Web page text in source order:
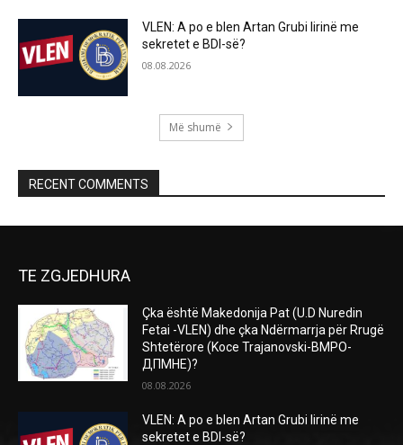
VLEN: A po e blen Artan Grubi lirinë me
sekretet e BDI-së?
08.08.2026
Më shumë
RECENT COMMENTS
TE ZGJEDHURA
Çka është Makedonija Pat (U.D Nuredin
Fetai -VLEN) dhe çka Ndërmarrja për Rrugë
Shtetërore (Koce Trajanovski-ВМРО-
ДПМНЕ)?
08.08.2026
VLEN: A po e blen Artan Grubi lirinë me
sekretet e BDI-së?